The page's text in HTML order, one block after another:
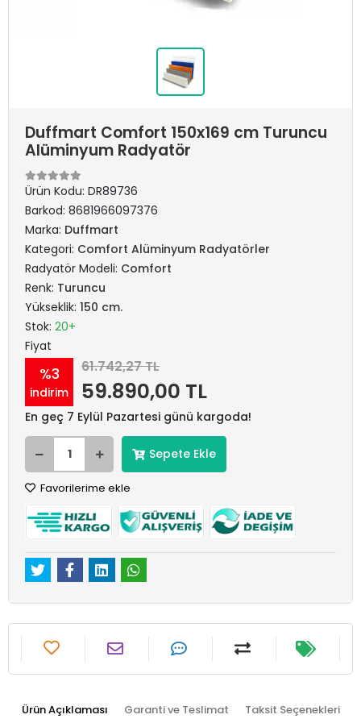
Duffmart Comfort 150x169 cm Turuncu
Alüminyum Radyatör
Ürün Kodu: DR89736
Barkod: 8681966097376
Marka: Duffmart
Kategori: Comfort Alüminyum Radyatörler
Radyatör Modeli: Comfort
Renk: Turuncu
Yükseklik: 150 cm.
Stok: 20+
Fiyat
%3
indirim
61.742,27 TL
59.890,00 TL
En geç 7 Eylül Pazartesi günü kargoda!
Sepete Ekle
Favorilerime ekle
Ürün Açıklaması Garanti ve Teslimat Taksit Seçenekleri